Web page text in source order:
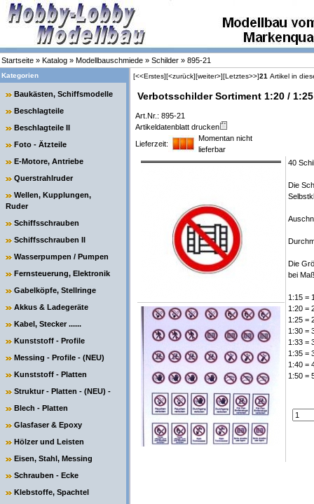
Startseite » Katalog » Modellbauschmiede » Schilder » 895-21
Kategorien
Baukästen, Schiffsmodelle
Beschlagteile
Beschlagteile II
Foto - Ätzteile
E-Motore, Antriebe
Querstrahlruder
Wellen, Kupplungen,
Ruder
Schiffsschrauben
Schiffsschrauben II
Wasserpumpen / Pumpen
Fernsteuerung, Elektronik
Gabelköpfe, Stellringe
Akkus & Ladegeräte
Kabel, Stecker ......
Kunststoff - Profile
Messing - Profile - (NEU)
Kunststoff - Platten
Struktur - Platten - (NEU) -
Blech - Platten
Glasfaser & Epoxy
Hölzer und Leisten
Eisen, Stahl, Messing
Schrauben - Ecke
Klebstoffe, Spachtel
[<<Erstes][<zurück][weiter>][Letztes>>]21 Artikel in
Verbotsschilder Sortiment 1:20 / 1:25
Art.Nr.: 895-21
Artikeldatenblatt drucken
Lieferzeit:
Momentan nicht
lieferbar
40
Die
Die
bei
1:15 =
1:20 =
1:25 =
1:30 =
1:33 =
1:35 =
1:40 =
1:50 =